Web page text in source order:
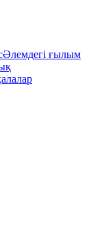
Әлемдегі ғылым